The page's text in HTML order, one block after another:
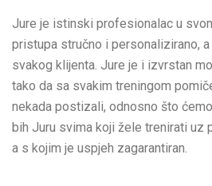
Jure je istinski profesionalac u
pristupa stručno i personalizirano,
svakog klijenta. Jure je i izvrstan
tako da sa svakim treningom
nekada postizali, odnosno što
bih Juru svima koji žele trenirati uz
a s kojim je uspjeh zagarantiran.